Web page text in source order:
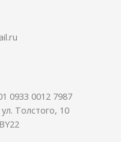
0933 0012 7987
Толстого, 10